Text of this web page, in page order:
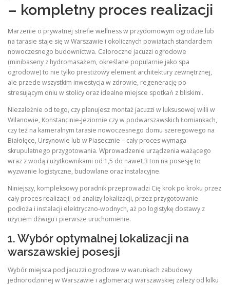
– kompletny proces realizacji
Marzenie o prywatnej strefie wellness w przydomowym ogrodzie lub
na tarasie staje się w Warszawie i okolicznych powiatach standardem
nowoczesnego budownictwa. Całoroczne jacuzzi ogrodowe
(minibaseny z hydromasażem, określane popularnie jako spa
ogrodowe) to nie tylko prestiżowy element architektury zewnętrznej,
ale przede wszystkim inwestycja w zdrowie, regenerację po
stresującym dniu w stolicy oraz idealne miejsce spotkań z bliskimi.
Niezależnie od tego, czy planujesz montaż jacuzzi w luksusowej willi w
Wilanowie, Konstancinie-Jeziornie czy w podwarszawskich Łomiankach,
czy też na kameralnym tarasie nowoczesnego domu szeregowego na
Białołęce, Ursynowie lub w Piasecznie – cały proces wymaga
skrupulatnego przygotowania. Wprowadzenie urządzenia ważącego
wraz z wodą i użytkownikami od 1,5 do nawet 3 ton na posesję to
wyzwanie logistyczne, budowlane oraz instalacyjne.
Niniejszy, kompleksowy poradnik przeprowadzi Cię krok po kroku przez
cały proces realizacji: od analizy lokalizacji, przez przygotowanie
podłoża i instalacji elektryczno-wodnych, aż po logistykę dostawy z
użyciem dźwigu i pierwsze uruchomienie.
1. Wybór optymalnej lokalizacji na
warszawskiej posesji
Wybór miejsca pod jacuzzi ogrodowe w warunkach zabudowy
jednorodzinnej w Warszawie i aglomeracji warszawskiej zależy od kilku